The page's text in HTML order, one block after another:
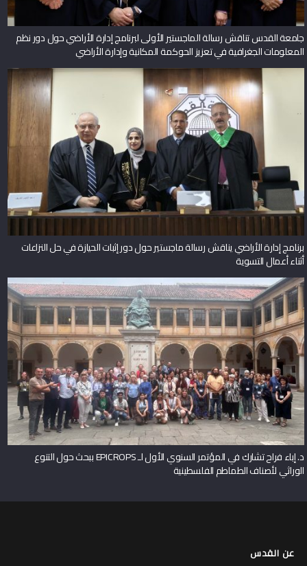
جامعة القدس تناقش رسالة الماجستير الأولى لبرنامج إدارة الأراضي حول دور نظم
المعلومات الجغرافية في تعزيز الحوكمة المكانية وإدارة الأراضي
برنامج إدارة الأراضي يناقش رسالة ماجستير حول دور إثبات الحيازة في حل النزاعات
أثناء أعمال التسوية
د. إباء فراح تشارك في المؤتمر السنوي الأول لـ EPICROPS ببحث حول التنوع
الوراثي لأصناف الطماطم الفلسطينية
عن القدس